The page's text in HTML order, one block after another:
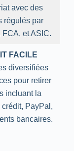
avec des
régulés par
et ASIC.
FACILE
diversifiées
pour retirer
incluant la
crédit, PayPal,
bancaires.